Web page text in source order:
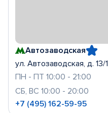
Автозаводская
ул. Автозаводская, д. 13/1
ПН - ПТ 10:00 - 21:00
СБ, ВС 10:00 - 20:00
+7 (495) 162-59-95